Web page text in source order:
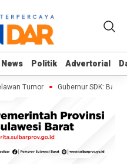
News Politik Advertorial
News Politik Advertorial
Tumor Gubernur SDK: